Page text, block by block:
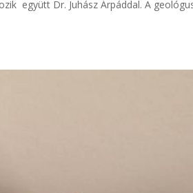
együtt Dr. Juhász Árpáddal. A